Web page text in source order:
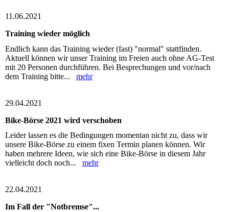
11.06.2021
Training wieder möglich
Endlich kann das Training wieder (fast) "normal" stattfinden.
Aktuell können wir unser Training im Freien auch ohne AG-Test
mit 20 Personen durchführen. Bei Besprechungen und vor/nach
dem Training bitte... mehr
29.04.2021
Bike-Börse 2021 wird verschoben
Leider lassen es die Bedingungen momentan nicht zu, dass wir
unsere Bike-Börse zu einem fixen Termin planen können. Wir
haben mehrere Ideen, wie sich eine Bike-Börse in diesem Jahr
vielleicht doch noch... mehr
22.04.2021
Im Fall der "Notbremse"...